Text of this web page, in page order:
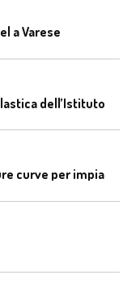
a Varese